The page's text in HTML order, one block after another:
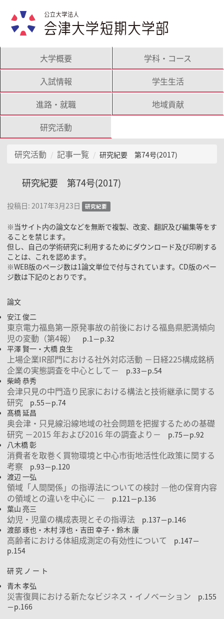
大学概要
学科・コース
入試情報
学生生活
進路・就職
地域貢献
研究活動
研究活動 記事一覧 研究紀要 第74号(2017)
研究紀要 第74号(2017)
投稿日: 2017年3月23日 研究紀要
※当サイト内の論文などを無断で複製、改変、翻訳及び編集等をす
ることを禁じます。
但し、自己の学術研究に利用するためにダウンロード及び印刷する
ことは、これを認めます。
※WEB版のページ数は1論文単位で付与されています。CD版のペー
ジ数は下記のとおりです。
論文
安江 俊二
東京電力福島第一原発事故の前後における福島県肥満傾向
児の変動（第4報）
p.1－p.32
平澤 賢一・大橋 良生
上場企業IR部門における社外対応活動 －日経225構成銘柄
企業の実態調査を中心として－ p.33－p.54
柴崎 恭秀
会津只見の中門造り民家における構法と技術継承に関する
研究 p.55－p.74
髙橋 延昌
奥会津・只見線沿線地域の社会問題を把握するための基礎
研究 －2015 年および2016 年の調査より－ p.75－p.92
八木橋 彰
消費者を取巻く買物環境と中心市街地活性化政策に関する
考察 p.93－p.120
渡辺 一弘
領域「人間関係」の指導法についての検討 ―他の保育内容
の領域との違いを中心に ― p.121－p.136
葉山 亮三
幼児・児童の構成表現とその指導法 p.137－p.146
渡部 琢也・木村 淳也・吉田 幸子・鈴木 康
高齢者における体組成測定の有効性について p.147－
p.154
研 究 ノ ー ト
青木 孝弘
災害復興における新たなビジネス・イノベーション p.155
－p.166